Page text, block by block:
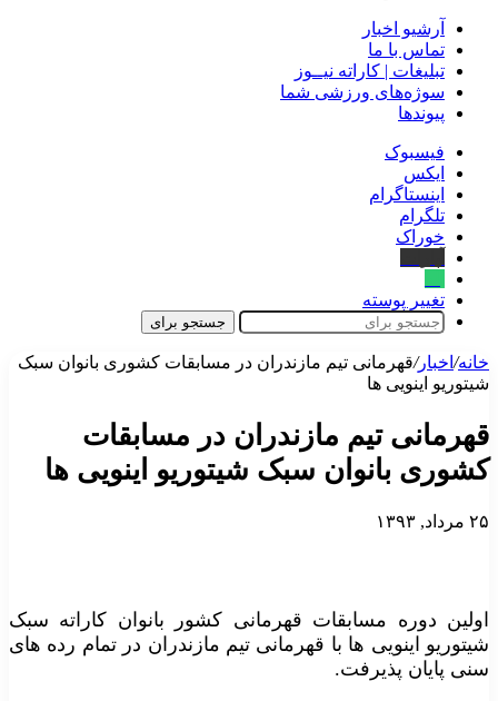
آرشیو اخبار
تماس‌ با‌ ما
تبلیغات | کاراته نیــوز
سوژه‌های ورزشی شما
پیوندها
فیسبوک
ایکس
اینستاگرام
تلگرام
خوراک
تغییر پوسته
جستجو برای
خانه/ اخبار/قهرمانی تیم مازندران در مسابقات کشوری بانوان سبک
شیتوریو اینویی ها
قهرمانی تیم مازندران در مسابقات
کشوری بانوان سبک شیتوریو اینویی ها
۲۵ مرداد, ۱۳۹۳
اولین دوره مسابقات قهرمانی کشور بانوان کاراته سبک
شیتوریو اینویی ها با قهرمانی تیم مازندران در تمام رده های
سنی پایان پذیرفت.